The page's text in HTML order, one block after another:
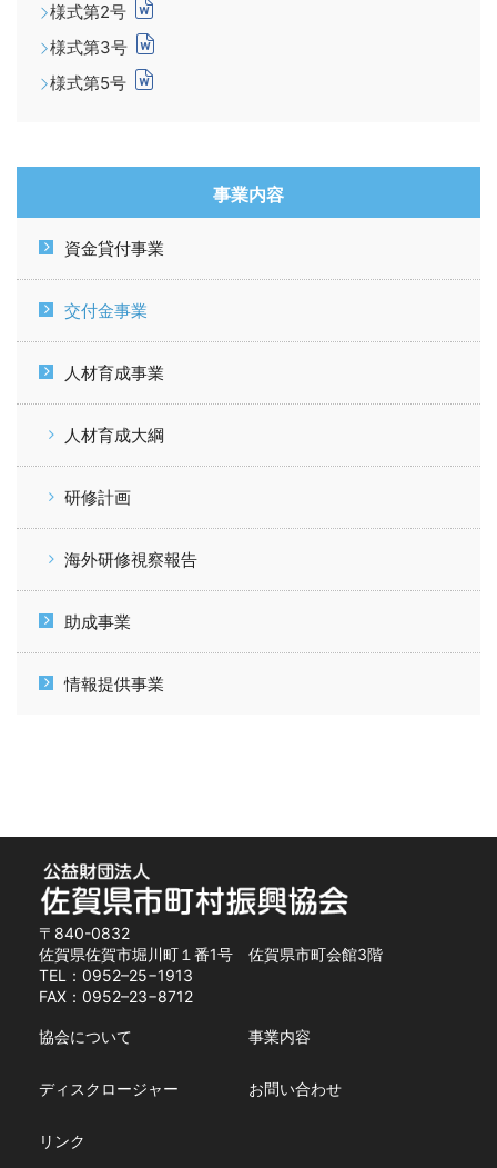
様式第2号
様式第3号
様式第5号
事業内容
資金貸付事業
交付金事業
人材育成事業
人材育成大綱
研修計画
海外研修視察報告
助成事業
情報提供事業
〒840-0832
佐賀県佐賀市堀川町１番1号 佐賀県市町会館3階
TEL：0952–25−1913
FAX：0952–23−8712
協会について 事業内容
ディスクロージャー お問い合わせ
リンク